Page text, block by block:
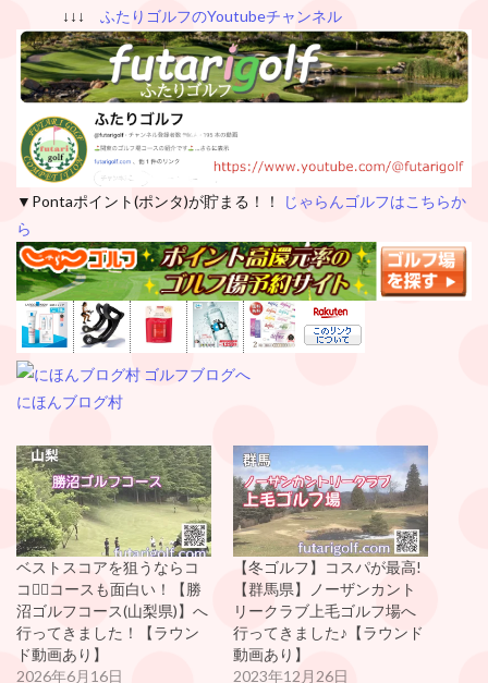
↓↓↓ ふたりゴルフのYoutubeチャンネル
▼Pontaポイント(ポンタ)が貯まる！！
じゃらんゴルフはこちらか
ら
にほんブログ村
ベストスコアを狙うならコ
コ🏌️‍♀️コースも面白い！【勝
沼ゴルフコース(山梨県)】へ
行ってきました！【ラウン
ド動画あり】
2026年6月16日
【冬ゴルフ】コスパが最高!
【群馬県】ノーザンカント
リークラブ上毛ゴルフ場へ
行ってきました♪【ラウンド
動画あり】
2023年12月26日